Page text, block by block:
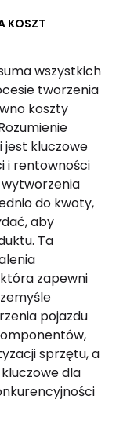
KOSZT
wszystkich
tworzenia
koszty
jest kluczowe
i rentowności
do kwoty,
aby
Ta
zapewni
pojazdu
sprzętu, a
dla